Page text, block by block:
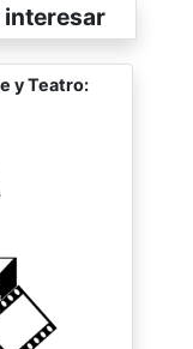
interesar
y Teatro: